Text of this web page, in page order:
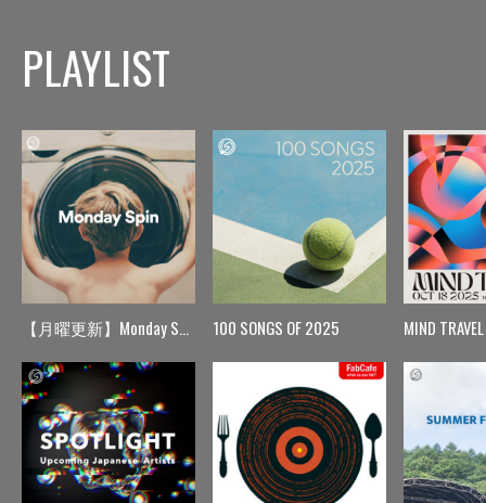
PLAYLIST
【月曜更新】Monday Spin 100 SONGS OF 2025 MIND TRAVEL